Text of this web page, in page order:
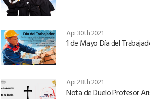
Apr 30th 2021
1 de Mayo Día del
Apr 28th 2021
Nota de Duelo Profesor